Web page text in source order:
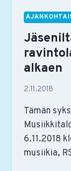
alkaen
2.11.2018
Tämän
6.11.2018
musiikia,